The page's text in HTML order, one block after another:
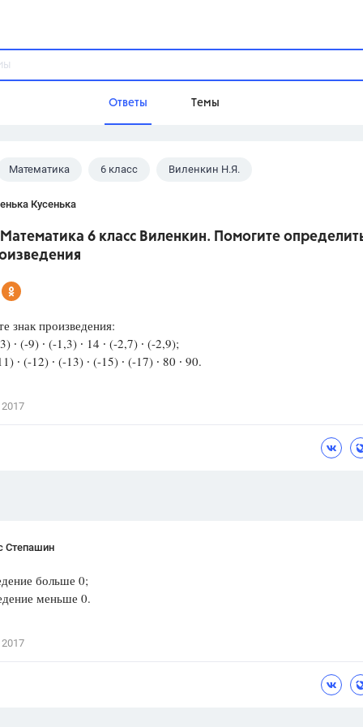
Ответы Темы
Домашнее задание
Рудзитис Г.Е.,
Красота,
Математика 6 класс Виленкин Н.Я.
Кусенька
6 класс Виленкин. Помогите
знак произведения:
(-9) ∙ (-1,3) ∙ 14 ∙ (-2,7) ∙ (-2,9);
∙ (-12) ∙ (-13) ∙ (-15) ∙ (-17) ∙ 80 ∙ 90.
Степашин
больше 0;
меньше 0.